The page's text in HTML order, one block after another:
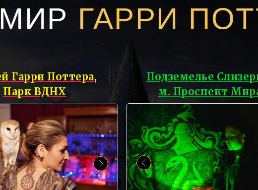
ГАРРИ
Гарри Поттера,
Парк ВДНХ
Подземелье
м. Проспект